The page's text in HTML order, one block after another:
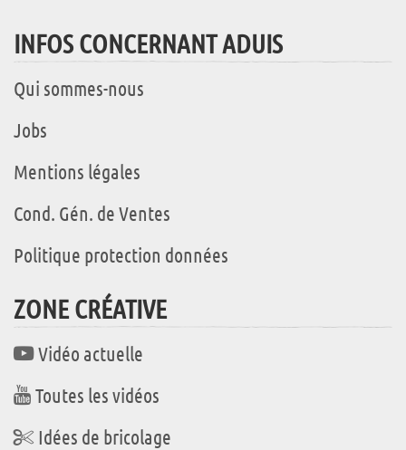
INFOS CONCERNANT ADUIS
Qui sommes-nous
Jobs
Mentions légales
Cond. Gén. de Ventes
Politique protection données
ZONE CRÉATIVE
Vidéo actuelle
Toutes les vidéos
Idées de bricolage